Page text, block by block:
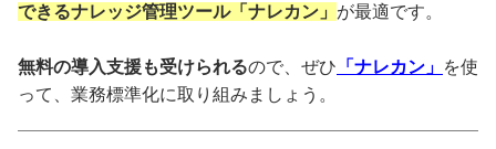
できるナレッジ管理ツール「ナレカン」 が最適です。
無料の導入支援も受けられるので、ぜひ 「ナレカン」 を使
って、業務標準化に取り組みましょう。